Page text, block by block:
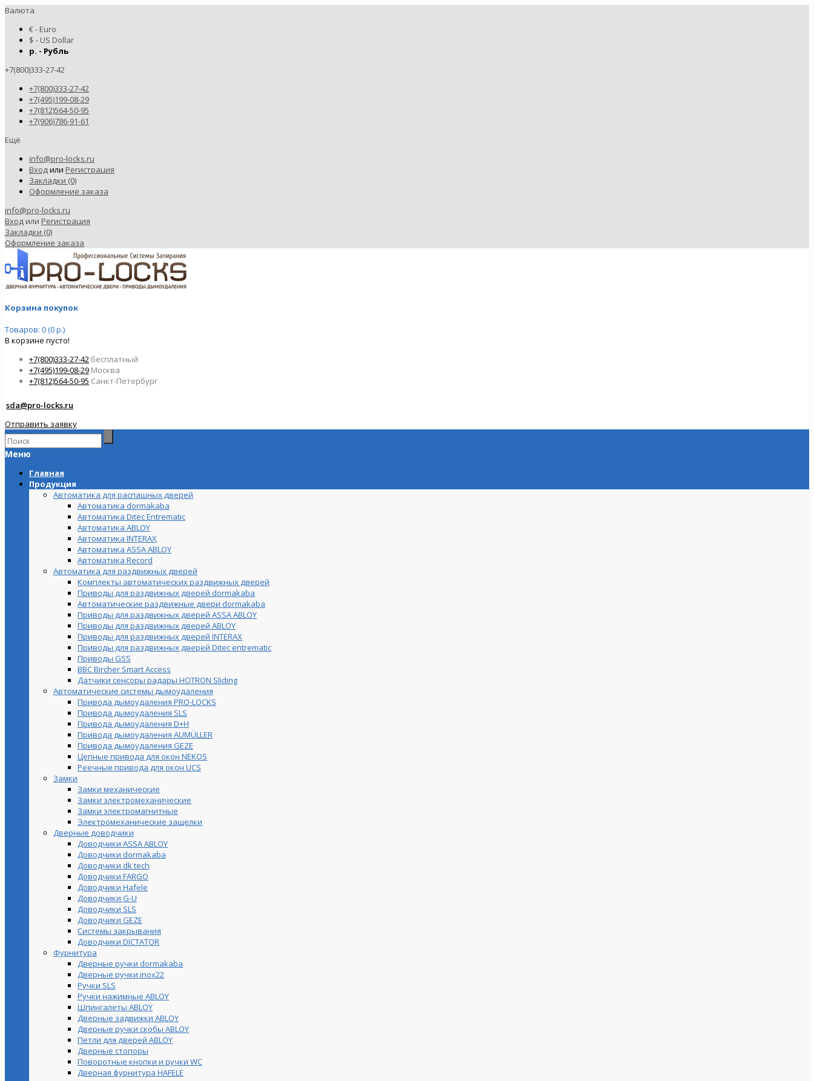
Валюта
€ - Euro
$ - US Dollar
р. - Рубль
+7(800)333-27-42
+7(800)333-27-42
+7(495)199-08-29
+7(812)564-50-95
+7(906)786-91-61
Ещё
info@pro-locks.ru
Входили Регистрация
Закладки (0)
Оформление заказа
info@pro-locks.ru
Вход или Регистрация
Закладки (0)
Оформление заказа
Корзина покупок
Товаров: 0 (0 р.)
В корзине пусто!
+7(800)333-27-42 бесплатный
+7(495)199-08-29 Москва
+7(812)564-50-95 Санкт-Петербург
sda@pro-locks.ru
Отправить заявку
Меню
Главная
Продукция
Автоматика для распашных дверей
Автоматика dormakaba
Автоматика Ditec Entrematic
Автоматика ABLOY
Автоматика INTERAX
Автоматика ASSA ABLOY
Автоматика Record
Автоматика для раздвижных дверей
Комплекты автоматических раздвижных дверей
Приводы для раздвижных дверей dormakaba
Автоматические раздвижные двери dormakaba
Приводы для раздвижных дверей ASSA ABLOY
Приводы для раздвижных дверей ABLOY
Приводы для раздвижных дверей INTERAX
Приводы для раздвижных дверей Ditec entrematic
Приводы GSS
BBC Bircher Smart Access
Датчики сенсоры радары HOTRON Sliding
Автоматические системы дымоудаления
Привода дымоудаления PRO-LOCKS
Привода дымоудаления SLS
Привода дымоудаления D+H
Привода дымоудаления AUMÜLLER
Привода дымоудаления GEZE
Цепные привода для окон NEKOS
Реечные привода для окон UСS
Замки
Замки механические
Замки электромеханические
Замки электромагнитные
Электромеханические защелки
Дверные доводчики
Доводчики ASSA ABLOY
Доводчики dormakaba
Доводчики dk tech
Доводчики FARGO
Доводчики Hafele
Доводчики G-U
Доводчики SLS
Доводчики GEZE
Cистемы закрывания
Доводчики DICTATOR
Фурнитура
Дверные ручки dormakaba
Дверные ручки inox22
Ручки SLS
Ручки нажимные ABLOY
Шпингалеты ABLOY
Дверные задвижки ABLOY
Дверные ручки скобы ABLOY
Петли для дверей ABLOY
Дверные стопоры
Поворотные кнопки и ручки WC
Дверная фурнитура HAFELE